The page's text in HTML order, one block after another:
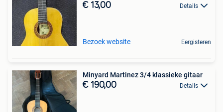
€ 13,00 Details
Bezoek website Eergisteren
Minyard Martinez 3/4 klassieke gitaar
€ 190,00 Details